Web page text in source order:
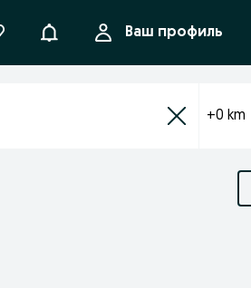
УведомленияВаш профиль
+0 km